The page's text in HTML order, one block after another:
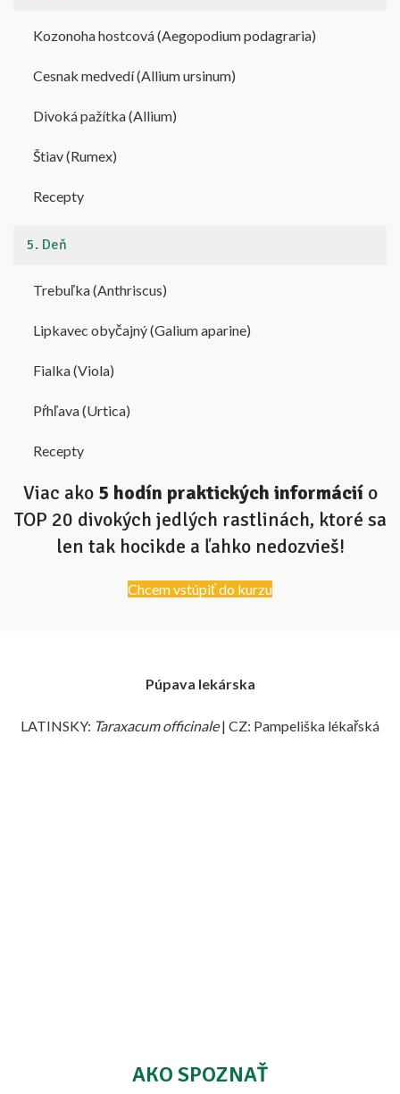
Kozonoha hostcová (Aegopodium podagraria)
Cesnak medvedí (Allium ursinum)
Divoká pažítka (Allium)
Štiav (Rumex)
Recepty
5. Deň
Trebuľka (Anthriscus)
Lipkavec obyčajný (Galium aparine)
Fialka (Viola)
Pŕhľava (Urtica)
Recepty
Viac ako 5 hodín praktických informáciío
TOP 20 divokých jedlých rastlinách, ktoré sa
len tak hocikde a ľahko nedozvieš!
Chcem vstúpiť do kurzu
Púpava lekárska
LATINSKY: Taraxacum officinale| CZ: Pampeliška lékařská
AKO SPOZNAŤ